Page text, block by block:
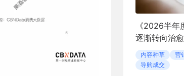
《2026半
逐渐转向治
内容种草 营
导购成交